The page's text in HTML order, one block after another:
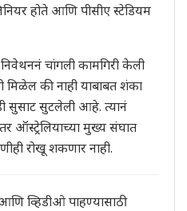
होते आणि पीसीए स्टेडियम
निवेथननं चांगली कामगिरी केली
मिळेल की नाही याबाबत शंका
सुसाट सुटलेली आहे. त्यानं
ऑस्ट्रेलियाच्या मुख्य संघात
रोखू शकणार नाही.
व्हिडीओ पाहण्यासाठी